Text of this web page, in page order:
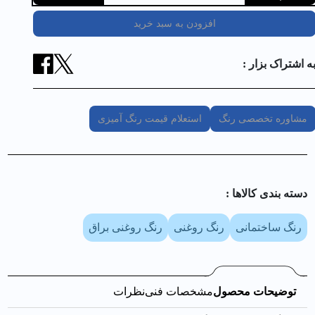
افزودن به سبد خرید
به اشتراک بزار :
مشاوره تخصصی رنگ استعلام قیمت رنگ آمیزی
دسته بندی کالا‌ها :
رنگ ساختمانی رنگ روغنی رنگ روغنی براق
توضیحات محصولمشخصات فنینظرات